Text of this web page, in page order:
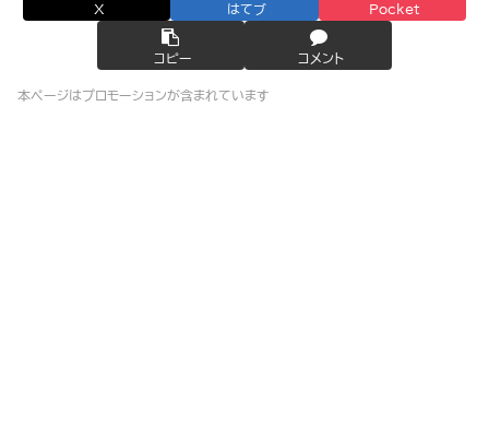
X はてブ Pocket
コピー コメント
本ページはプロモーションが含まれています